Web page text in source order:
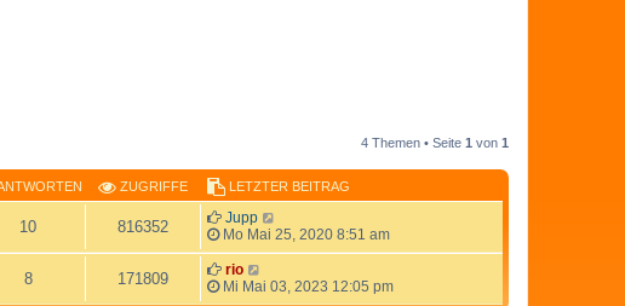
4 Themen • Seite 1 von 1
ZUGRIFFE LETZTER BEITRAG
10 816352
Jupp
Mo Mai 25, 2020 8:51 am
8 171809
rio
Mi Mai 03, 2023 12:05 pm